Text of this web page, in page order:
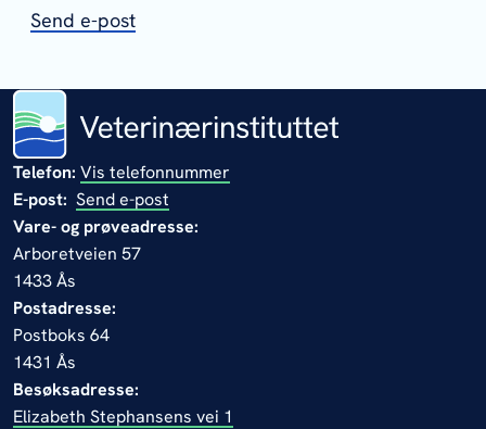
Send e-post
Telefon: Vis telefonnummer
E-post: Send e-post
Vare- og prøveadresse:
Arboretveien 57
1433 Ås
Postadresse:
Postboks 64
1431 Ås
Besøksadresse:
Elizabeth Stephansens vei 1